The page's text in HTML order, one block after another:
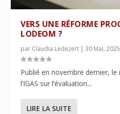
VERS UNE RÉFORME
LODEOM ?
par Claudia Ledezert |30 Mai, 2025
Publié en novembre dernier, le
l’IGAS sur l’évaluation...
LIRE LA SUITE